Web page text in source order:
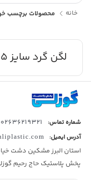
خانه محصولات برچسب خورده
لگن گرد سایز 5 لیمون
شماره تماس: 02636219321
آدرس ایمیل:
استان البرز مشکین دشت
پخش پلاستیک حاج رحیم